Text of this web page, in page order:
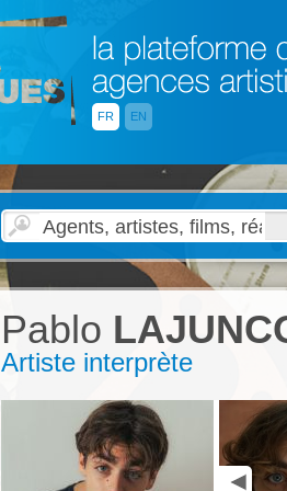
FR EN
Pablo
Artiste interprète